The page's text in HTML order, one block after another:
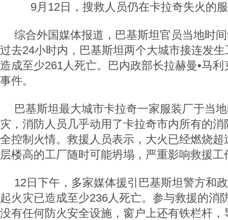
9月12日，搜救人员仍在卡拉奇失火的
综合外国媒体报道，巴基斯坦官员当地时
过去24小时内，巴基斯坦两个大城市接连发
造成至少261人死亡。巴内政部长拉赫曼•马
事件。
巴基斯坦最大城市卡拉奇一家服装厂于当
灾，消防人员几乎动用了卡拉奇市内所有的
全控制火情。救援人员表示，大火已经燃烧
层楼高的工厂随时可能坍塌，严重影响救援工
12日下午，多家媒体援引巴基斯坦警方和
起火灾已造成至少236人死亡。参与救援的消
没有任何防火安全设施，窗户上还有铁栏杆